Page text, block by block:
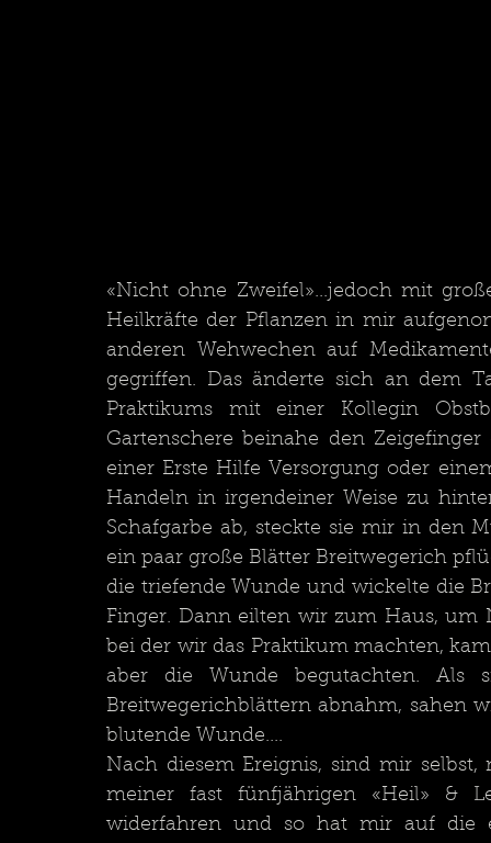
«Nicht ohne Zweifel»...jedoch mit
Heilkräfte der Pflanzen in mir
anderen Wehwechen auf
gegriffen. Das änderte sich an dem
Praktikums mit einer Kollegin
Gartenschere beinahe den
einer Erste Hilfe Versorgung oder
Handeln in irgendeiner Weise zu
Schafgarbe ab, steckte sie mir in den
ein paar große Blätter Breitwegerich
die triefende Wunde und wickelte die
Finger. Dann eilten wir zum Haus, um
bei der wir das Praktikum machten,
aber die Wunde begutachten. Als
Breitwegerichblättern abnahm, sahen
blutende Wunde....
Nach diesem Ereignis, sind mir
meiner fast fünfjährigen «Heil» &
widerfahren und so hat mir auf die